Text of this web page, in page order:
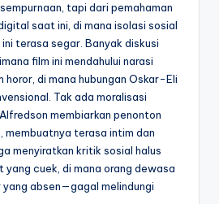
tapi dari pemahaman
saat ini, di mana isolasi sosial
terasa segar. Banyak diskusi
film ini mendahului narasi
horor, di mana hubungan Oskar-Eli
Tak ada moralisasi
membiarkan penonton
membuatnya terasa intim dan
menyiratkan kritik sosial halus
cuek, di mana orang dewasa
absen—gagal melindungi